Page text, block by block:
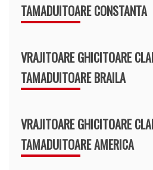
TAMADUITOARE CONSTANTA
VRAJITOARE GHICITOARE
TAMADUITOARE BRAILA
VRAJITOARE GHICITOARE
TAMADUITOARE AMERICA